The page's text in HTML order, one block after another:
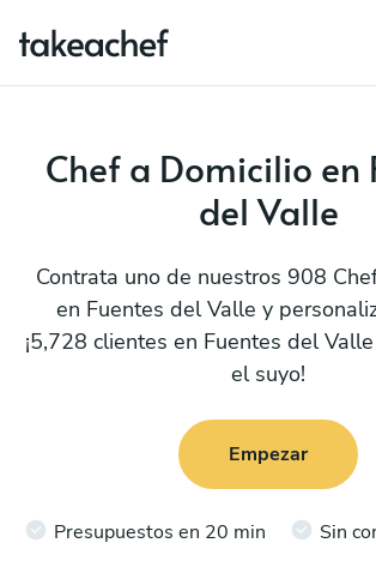
Chef a Domicilio en
del Valle
Contrata uno de nuestros 908
en Fuentes del Valle y
¡5,728 clientes en Fuentes del
el suyo!
Empezar
Presupuestos en 20 min Sin